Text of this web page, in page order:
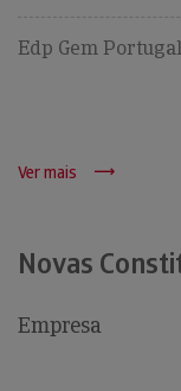
Edp Gem
Ver mais
Novas
Empresa